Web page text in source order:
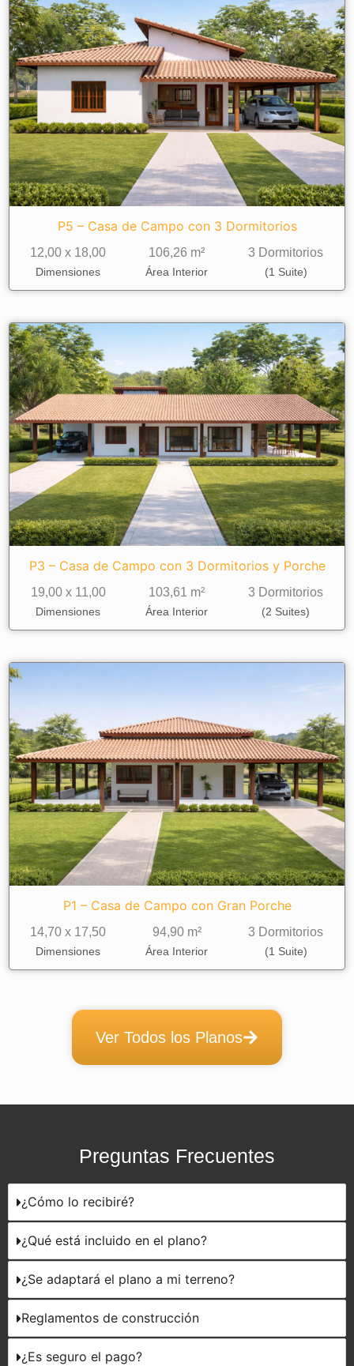
P5 – Casa de Campo con 3 Dormitorios
12,00 x 18,00
Dimensiones
106,26 m²
Área Interior
3 Dormitorios
(1 Suite)
P3 – Casa de Campo con 3 Dormitorios y Porche
19,00 x 11,00
Dimensiones
103,61 m²
Área Interior
3 Dormitorios
(2 Suites)
P1 – Casa de Campo con Gran Porche
14,70 x 17,50
Dimensiones
94,90 m²
Área Interior
3 Dormitorios
(1 Suite)
Ver Todos los Planos
Preguntas Frecuentes
¿Cómo lo recibiré?
¿Qué está incluido en el plano?
¿Se adaptará el plano a mi terreno?
Reglamentos de construcción
¿Es seguro el pago?